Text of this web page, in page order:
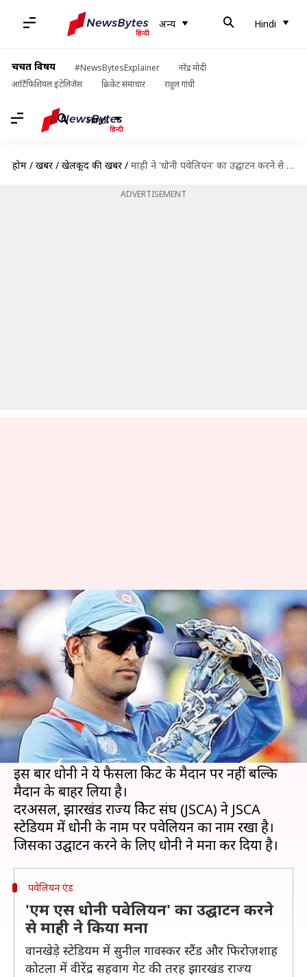
अन्य Hindi
चर्चित विषय #NewsBytesExplainer
नरेंद्र मोदी
आर्टिफिशियल इंटेलिजेंस
क्रिकेट समाचार राहुल गांधी
Hindi
होम / खबरें / खेलकूद की खबरें / माही ने 'धोनी पवेलियन' का उद्घाटन करने से किया मना, जानें पूरा मामला
ADVERTISEMENT
माही ने 'धोनी पवेलियन' का उद्घाटन
करने से किया मना, जानें पूरा मामला
लेखन मोहम्मद वाहिद Mar 07, 2019 03:56 pm
क्या है खबर?
क्रिकेट के मैदान पर अपने अद्भुत फैसलों से सभी को चकित
कर देने वाले भारतीय टीम के पूर्व कप्तान एम एस धोनी
एक बार फिर अपने फैसले को लेकर चर्चा में हैं।
इस बार धोनी ने ये फैसला क्रिकेट के मैदान पर नहीं बल्कि
मैदान के बाहर लिया है।
दरअसल, झारखंड राज्य क्रिकेट संघ (JSCA) ने JSCA
स्टेडियम में धोनी के नाम पर पवेलियन का नाम रखा है।
पवेलियन एंड
'एम एस धोनी पवेलियन' का उद्घाटन करने
से माही ने किया मना
वानखेड़े स्टेडियम में सुनील गावस्कर स्टैंड और फिरोज़शाह
कोटला में वीरेंद्र सहवाग गेट की तरह झारखंड राज्य